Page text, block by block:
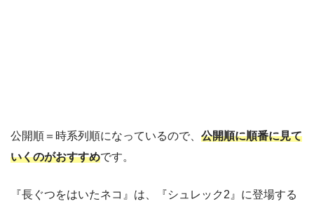
公開順＝時系列順になっているので、 公開順に順番に見て
いくのがおすすめです。
『長ぐつをはいたネコ』は、『シュレック2』に登場する